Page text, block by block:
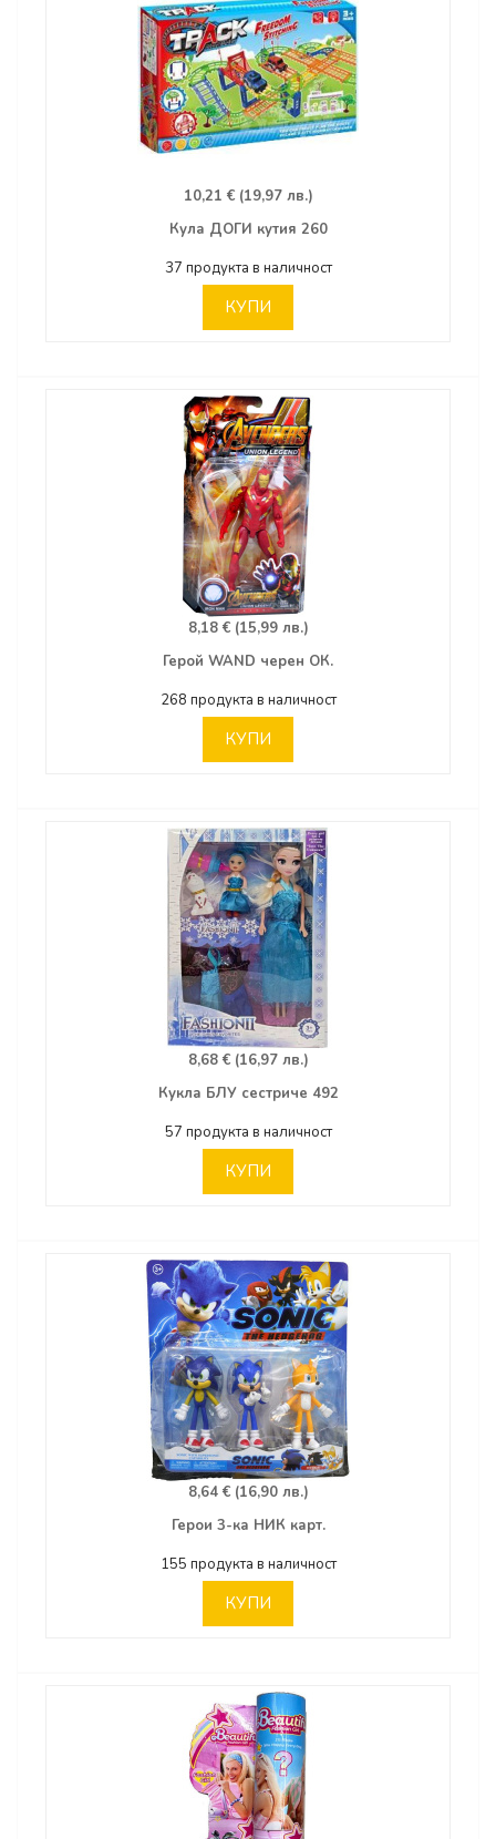
10,21 € (19,97 лв.)
Кула ДОГИ кутия 260
37 продукта в наличност
КУПИ
8,18 € (15,99 лв.)
Герой WAND черен ОК.
268 продукта в наличност
КУПИ
8,68 € (16,97 лв.)
Кукла БЛУ сестриче 492
57 продукта в наличност
КУПИ
8,64 € (16,90 лв.)
Герои 3-ка НИК карт.
155 продукта в наличност
КУПИ